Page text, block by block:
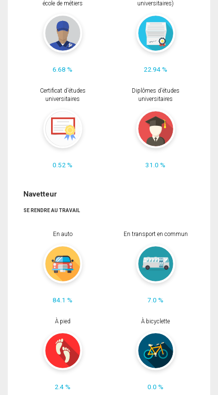
école de métiers
6.68 %
universitaires)
22.94 %
Certificat d'études
universitaires
0.52 %
Diplômes d'études
universitaires
31.0 %
Navetteur
SE RENDRE AU TRAVAIL
En auto
84.1 %
En transport en commun
7.0 %
À pied
2.4 %
À bicyclette
0.0 %